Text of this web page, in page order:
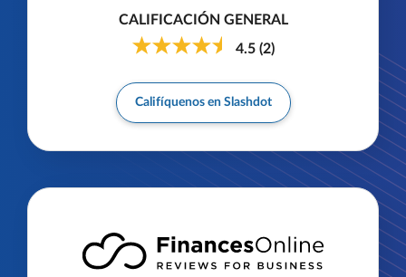
CALIFICACIÓN GENERAL
4.5(2)
Califíquenos en Slashdot